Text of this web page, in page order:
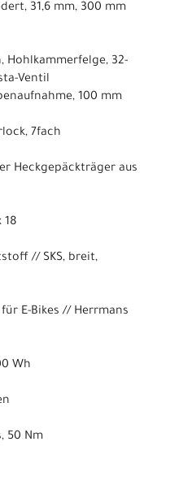
31,6 mm, 300 mm
Hohlkammerfelge, 32-
Ventil
100 mm
7fach
Heckgepäckträger aus
18
// SKS, breit,
E-Bikes // Herrmans
Wh
50 Nm